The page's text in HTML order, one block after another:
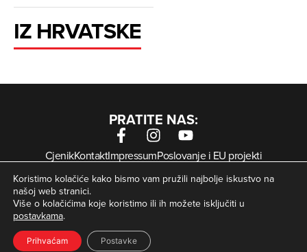
IZ HRVATSKE
PRATITE NAS:
CjenikKontaktImpressumPoslovanje i EU projekti
Arhiva digitalnih novina
Uvjeti korištenjaZaštita privatnosti
Kolačići
© Zagorje International – Sva prava pridržana | Developed
bykrMedia
Koristimo kolačiće kako bismo vam pružili najbolje iskustvo na
našoj web stranici.
Više o kolačićima koje koristimo ili ih možete isključiti u
postavkama.
Prihvaćam Postavke